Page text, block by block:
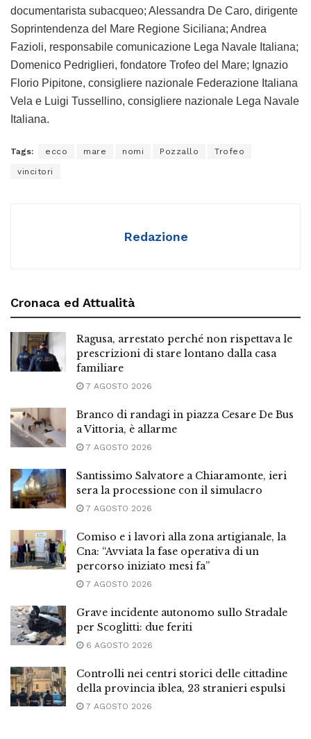
documentarista subacqueo; Alessandra De Caro, dirigente
Soprintendenza del Mare Regione Siciliana; Andrea
Fazioli, responsabile comunicazione Lega Navale Italiana;
Domenico Pedriglieri, fondatore Trofeo del Mare; Ignazio
Florio Pipitone, consigliere nazionale Federazione Italiana
Vela e Luigi Tussellino, consigliere nazionale Lega Navale
Italiana.
Tags: ecco mare nomi Pozzallo Trofeo
vincitori
Redazione
Cronaca ed Attualità
Ragusa, arrestato perché non rispettava le
prescrizioni di stare lontano dalla casa
familiare
7 AGOSTO 2026
Branco di randagi in piazza Cesare De Bus
a Vittoria, è allarme
7 AGOSTO 2026
Santissimo Salvatore a Chiaramonte, ieri
sera la processione con il simulacro
7 AGOSTO 2026
Comiso e i lavori alla zona artigianale, la
Cna: “Avviata la fase operativa di un
percorso iniziato mesi fa”
7 AGOSTO 2026
Grave incidente autonomo sullo Stradale
per Scoglitti: due feriti
6 AGOSTO 2026
Controlli nei centri storici delle cittadine
della provincia iblea, 23 stranieri espulsi
7 AGOSTO 2026